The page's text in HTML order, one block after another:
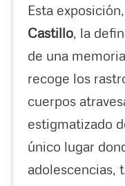
Esta
Castillo , la
de una
recoge los
cuerpos
estigmatizado
único lugar
adolescencias,